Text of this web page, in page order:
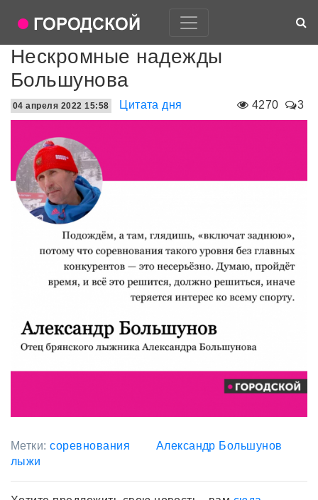
Нескромные надежды
Большунова
4270 3
04 апреля 2022 15:58 Цитата дня
Метки:соревнования
Александр Большунов
лыжи